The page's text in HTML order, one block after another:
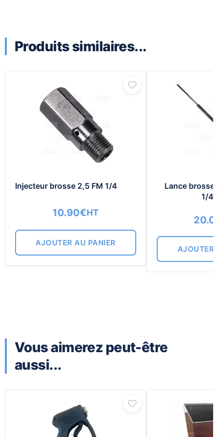
Produits similaires...
Injecteur brosse 2,5 FM 1/4
10.90€HT
AJOUTER AU PANIER
Lance
1/
AJOUTER
Vous aimerez peut-être
aussi...